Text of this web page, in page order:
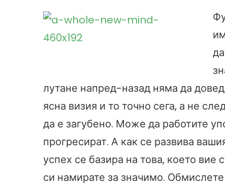
лутане напред-назад няма да
ясна визия и то точно сега, а не
да е загубено. Може да работите
прогресират. А как се развива
успех се базира на това, което вие
си намирате за значимо.